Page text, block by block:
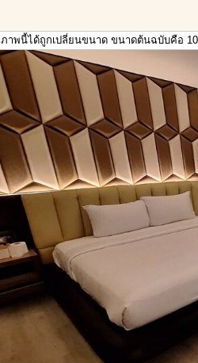
ภาพนี้ได้ถูกเปลี่ยนขนาด ขนาดต้นฉบับคือ